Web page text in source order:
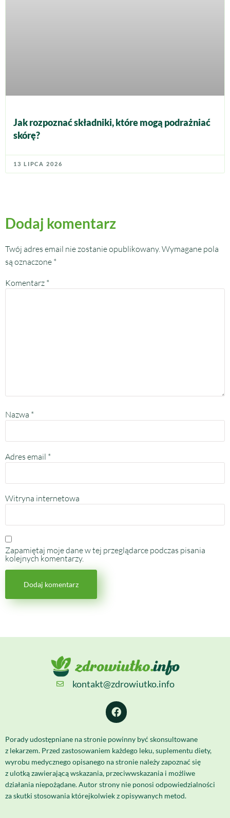
Jak rozpoznać składniki, które mogą podrażniać
skórę?
13 LIPCA 2026
Dodaj komentarz
Twój adres email nie zostanie opublikowany. Wymagane pola
są oznaczone *
Komentarz *
Nazwa *
Adres email *
Witryna internetowa
Zapamiętaj moje dane w tej przeglądarce podczas pisania
kolejnych komentarzy.
kontakt@zdrowiutko.info
Porady udostępniane na stronie powinny być skonsultowane
z lekarzem. Przed zastosowaniem każdego leku, suplementu diety,
wyrobu medycznego opisanego na stronie należy zapoznać się
z ulotką zawierającą wskazania, przeciwwskazania i możliwe
działania niepożądane. Autor strony nie ponosi odpowiedzialności
za skutki stosowania którejkolwiek z opisywanych metod.